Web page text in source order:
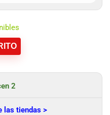
2
las tiendas >